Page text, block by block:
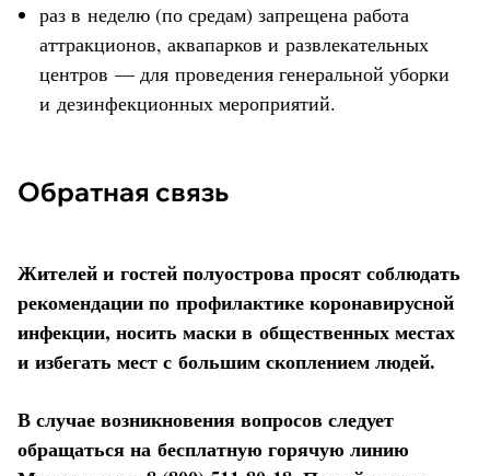
раз в неделю (по средам) запрещена работа
аттракционов, аквапарков и развлекательных
центров — для проведения генеральной уборки
и дезинфекционных мероприятий.
Обратная связь
Жителей и гостей полуострова просят соблюдать
рекомендации по профилактике коронавирусной
инфекции, носить маски в общественных местах
и избегать мест с большим скоплением людей.
В случае возникновения вопросов следует
обращаться на бесплатную горячую линию